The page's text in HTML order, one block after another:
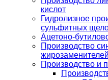
кислот
Гидролизное
сульфитных
Ацетоно-
Производство
Производство и